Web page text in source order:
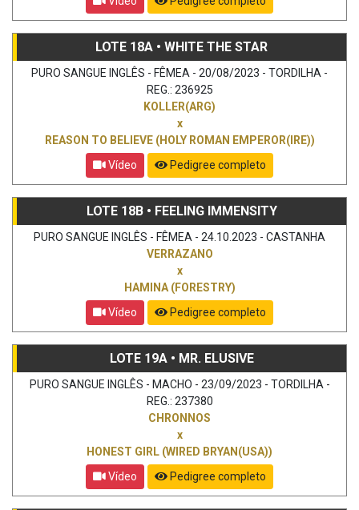
LOTE 18A • WHITE THE STAR
PURO SANGUE INGLÊS - FÊMEA - 20/08/2023 - TORDILHA -
REG.: 236925
KOLLER(ARG)
x
REASON TO BELIEVE (HOLY ROMAN EMPEROR(IRE))
Vídeo
Pedigree completo
LOTE 18B • FEELING IMMENSITY
PURO SANGUE INGLÊS - FÊMEA - 24.10.2023 - CASTANHA
VERRAZANO
x
HAMINA (FORESTRY)
Vídeo
Pedigree completo
LOTE 19A • MR. ELUSIVE
PURO SANGUE INGLÊS - MACHO - 23/09/2023 - TORDILHA -
REG.: 237380
CHRONNOS
x
HONEST GIRL (WIRED BRYAN(USA))
Vídeo
Pedigree completo